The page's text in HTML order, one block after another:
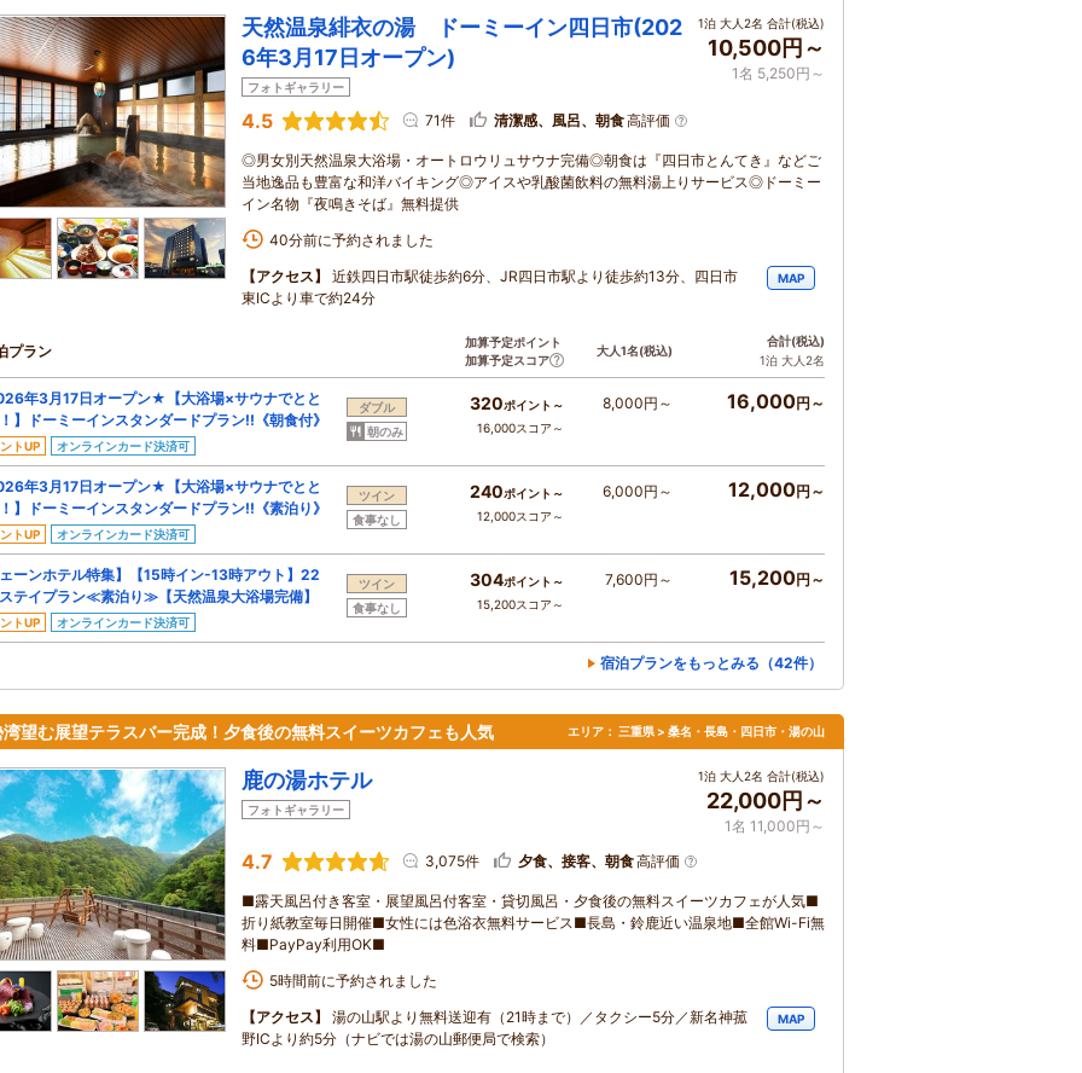
天然温泉緋衣の湯 ドーミーイン四日市(202
6年3月17日オープン)
フォトギャラリー
1泊 大人2名 合計(税込)
10,500円～
1名 5,250円～
4.5 71件 清潔感、風呂、朝食高評価
◎男女別天然温泉大浴場・オートロウリュサウナ完備◎朝食は『四日市とんてき』などご
当地逸品も豊富な和洋バイキング◎アイスや乳酸菌飲料の無料湯上りサービス◎ドーミー
イン名物『夜鳴きそば』無料提供
40分前に予約されました
【アクセス】
近鉄四日市駅徒歩約6分、JR四日市駅より徒歩約13分、四日市
東ICより車で約24分
MAP
プラン
加算予定ポイント
加算予定スコア
大人1名(税込)
合計(税込)
1泊 大人2名
年3月17日オープン★【大浴場×サウナでとと
】ドーミーインスタンダードプラン!!《朝食付》
トUP オンラインカード決済可
ダブル
朝のみ
320ポイント～
16,000スコア～
8,000円～ 16,000円～
年3月17日オープン★【大浴場×サウナでとと
】ドーミーインスタンダードプラン!!《素泊り》
トUP オンラインカード決済可
ツイン
食事なし
240ポイント～
12,000スコア～
6,000円～ 12,000円～
ーンホテル特集】【15時イン-13時アウト】22
テイプラン≪素泊り≫【天然温泉大浴場完備】
トUP オンラインカード決済可
ツイン
食事なし
304ポイント～
15,200スコア～
7,600円～ 15,200円～
宿泊プランをもっとみる（42件）
望む展望テラスバー完成！夕食後の無料スイーツカフェも人気 エリア： 三重県 > 桑名・長島・四日市・湯の山
鹿の湯ホテル
フォトギャラリー
1泊 大人2名 合計(税込)
22,000円～
1名 11,000円～
4.7 3,075件 夕食、接客、朝食高評価
■露天風呂付き客室・展望風呂付客室・貸切風呂・夕食後の無料スイーツカフェが人気■
折り紙教室毎日開催■女性には色浴衣無料サービス■長島・鈴鹿近い温泉地■全館Wi-Fi無
料■PayPay利用OK■
5時間前に予約されました
【アクセス】
湯の山駅より無料送迎有（21時まで）／タクシー5分／新名神菰
野ICより約5分（ナビでは湯の山郵便局で検索）
MAP